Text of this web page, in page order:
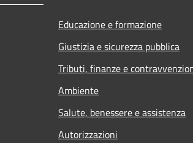
Educazione e formazione
Giustizia e sicurezza pubblica
Tributi, finanze e
Ambiente
Salute, benessere e assistenza
Autorizzazioni